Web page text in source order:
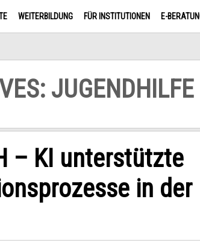
WEITERBILDUNG FÜR INSTITUTIONEN E-
JUGENDHILFE
– KI unterstützte
in der